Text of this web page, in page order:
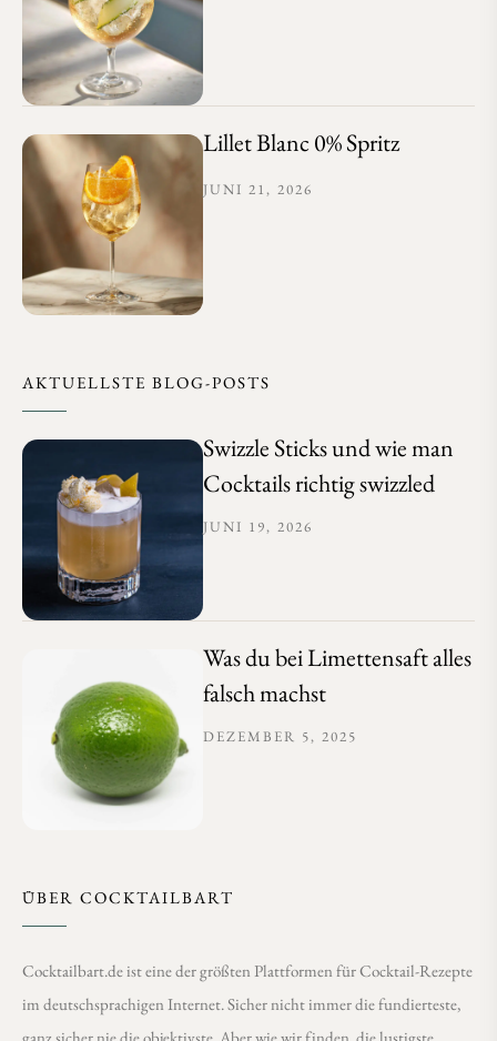
Lillet Blanc 0% Spritz
JUNI 21, 2026
AKTUELLSTE BLOG-POSTS
Swizzle Sticks und wie man
Cocktails richtig swizzled
JUNI 19, 2026
Was du bei Limettensaft alles
falsch machst
DEZEMBER 5, 2025
ÜBER COCKTAILBART
Cocktailbart.de ist eine der größten Plattformen für Cocktail-Rezepte
im deutschsprachigen Internet. Sicher nicht immer die fundierteste,